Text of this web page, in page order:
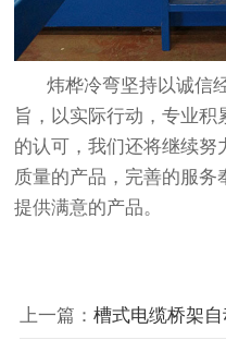
炜桦冷弯坚持以诚信
旨，以实际行动，专业
的认可，我们还将继续努
质量的产品，完善的服
提供满意的产品。
上一篇： 槽式电缆桥架